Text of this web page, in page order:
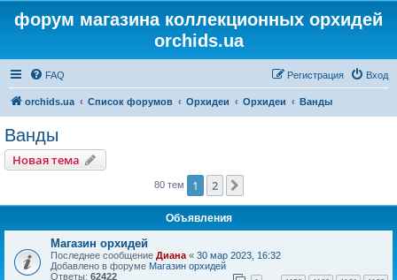
форум магазина коллекционных орхидей
orchids.ua
FAQ Вход
Регистрация
orchids.ua Список форумов Орхидеи Орхидеи Ванды
Ванды
Новая тема
80 тем 1 2
Объявления
Магазин орхидей
Последнее сообщение Диана « 30 мар 2023, 16:32
Добавлено в форуме Магазин орхидей
Ответы: 62422